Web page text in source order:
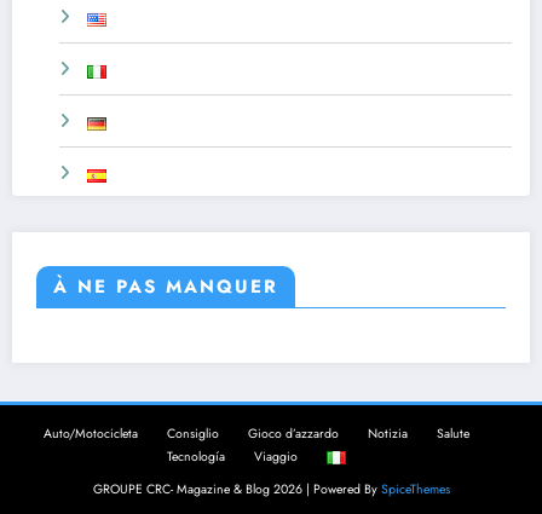
À NE PAS MANQUER
Auto/Motocicleta Consiglio Gioco d’azzardo Notizia
Salute
Tecnología
Viaggio
GROUPE CRC- Magazine & Blog 2026 | Powered By SpiceThemes